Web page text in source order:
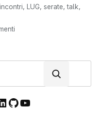
in:
incontri LUG serate ,talk
di
–
GitHub
YouTube